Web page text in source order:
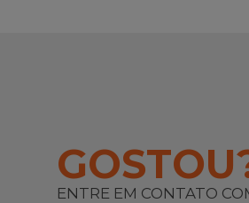
ENTRE EM CONTATO